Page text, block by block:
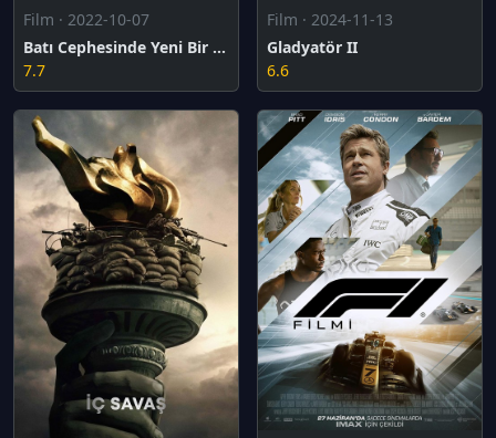
Film · 2022-10-07
Batı Cephesinde Yeni Bir Şey Yok
7.7
Film · 2024-11-13
Gladyatör II
6.6